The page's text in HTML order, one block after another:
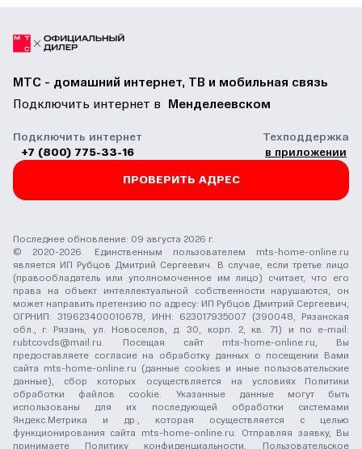
МТС - домашний интернет, ТВ и мобильная связь
Подключить интернет в Менделеевском
Подключить интернет
+7 (800) 775-33-16
Техподдержка
в приложении
ПРОВЕРИТЬ АДРЕС
Последнее обновление: 09 августа 2026 г.
© 2020-2026. Единственным пользователем mts-home-online.ru
является ИП Рубцов Дмитрий Сергеевич. В случае, если третье лицо
(правообладатель или уполномоченное им лицо) считает, что его
права на объект интеллектуальной собственности нарушаются, он
может направить претензию по адресу: ИП Рубцов Дмитрий Сергеевич,
ОГРНИП: 319623400010678, ИНН: 623017935007 (390048, Рязанская
обл., г. Рязань, ул. Новоселов, д. 30, корп. 2, кв. 71) и по e-mail:
rubtcovds@mail.ru. Посещая сайт mts-home-online.ru, Вы
предоставляете согласие на обработку данных о посещении Вами
сайта mts-home-online.ru (данные cookies и иные пользовательские
данные), сбор которых осуществляется на условиях Политики
обработки файлов cookie. Указанные данные могут быть
использованы для их последующей обработки системами
Яндекс.Метрика и др., которая осуществляется с целью
функционирования сайта mts-home-online.ru. Отправляя заявку, Вы
принимаете Политику конфиденциальности, Пользовательское